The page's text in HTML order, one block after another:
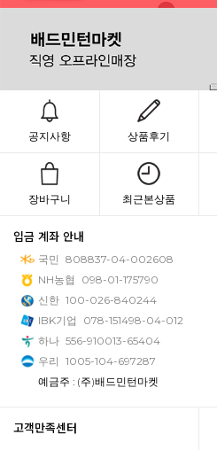
공지사항 상품후기
장바구니 최근본상품
입금 계좌 안내
국민 808837-04-002608
NH농협
098-01-175790
신한 100-026-840244
IBK기업
078-151498-04-012
하나 556-910013-65404
우리 1005-104-697287
예금주 : (주)배드민턴마켓
고객만족센터